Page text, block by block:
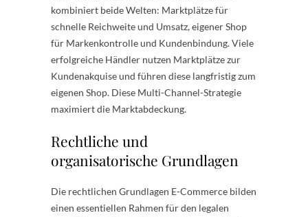
kombiniert beide Welten: Marktplätze für
schnelle Reichweite und Umsatz, eigener Shop
für Markenkontrolle und Kundenbindung. Viele
erfolgreiche Händler nutzen Marktplätze zur
Kundenakquise und führen diese langfristig zum
eigenen Shop. Diese Multi-Channel-Strategie
maximiert die Marktabdeckung.
Rechtliche und
organisatorische Grundlagen
Die rechtlichen Grundlagen E-Commerce bilden
einen essentiellen Rahmen für den legalen